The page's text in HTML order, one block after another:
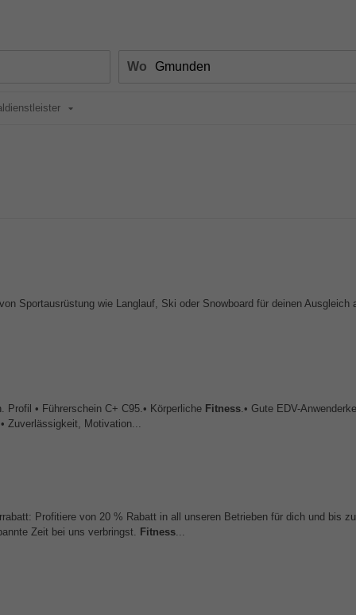
Wo
Sportausrüstung wie Langlauf, Ski oder Snowboard für deinen Ausgleich
• Führerschein C+ C95.• Körperliche Fitness.• Gute EDV-
Zuverlässigkeit, Motivation...
Profitiere von 20 % Rabatt in all unseren Betrieben für dich und bis
Zeit bei uns verbringst. Fitness...